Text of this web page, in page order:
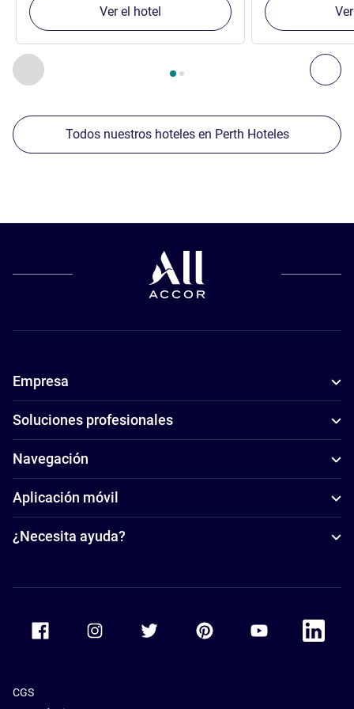
Anterior - Nuestros establecimientos cercanos
Página , Nuestros establecimientos cercanos 1 :,
Ver el hotel
Todos nuestros hoteles en Perth Hoteles
Empresa
Soluciones profesionales
Navegación
Aplicación móvil
¿Necesita ayuda?
Accor Youtube
Accor
CGS